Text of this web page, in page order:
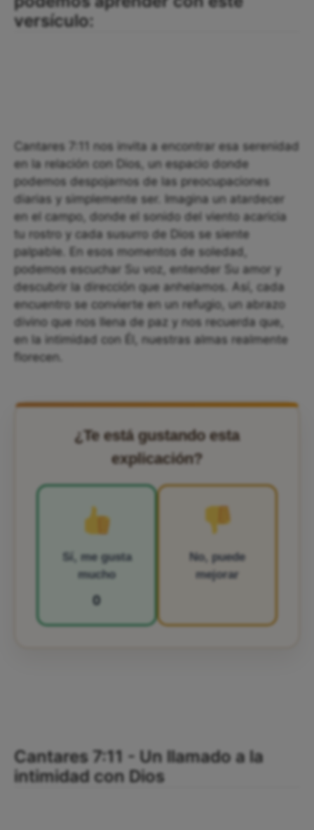
versículo:
Cantares 7:11 nos invita a encontrar esa serenidad
en la relación con Dios, un espacio donde
podemos despojarnos de las preocupaciones
diarias y simplemente ser. Imagina un atardecer
en el campo, donde el sonido del viento acaricia
tu rostro y cada susurro de Dios se siente
palpable. En esos momentos de soledad,
podemos escuchar Su voz, entender Su amor y
descubrir la dirección que anhelamos. Así, cada
encuentro se convierte en un refugio, un abrazo
divino que nos llena de paz y nos recuerda que,
en la intimidad con Él, nuestras almas realmente
florecen.
¿Te está gustando esta
explicación?
Sí, me gusta
mucho
0
No, puede
mejorar
Cantares 7:11 - Un llamado a la
intimidad con Dios